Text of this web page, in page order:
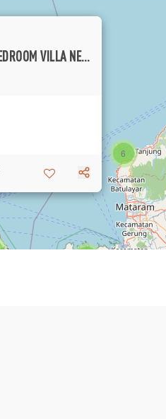
6
TROPICAL LUXURY THREE BEDROOM VILLA NESTLED IN PECATU